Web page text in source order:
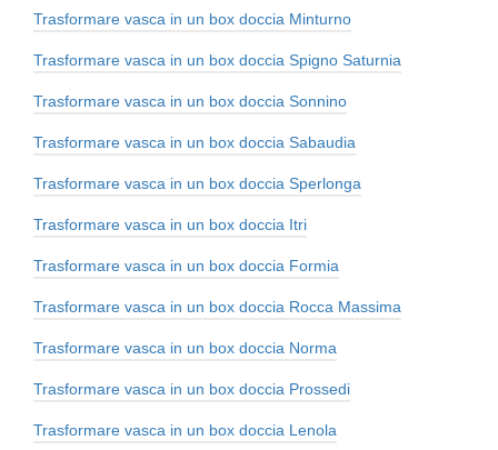
Trasformare vasca in un box doccia Minturno
Trasformare vasca in un box doccia Spigno Saturnia
Trasformare vasca in un box doccia Sonnino
Trasformare vasca in un box doccia Sabaudia
Trasformare vasca in un box doccia Sperlonga
Trasformare vasca in un box doccia Itri
Trasformare vasca in un box doccia Formia
Trasformare vasca in un box doccia Rocca Massima
Trasformare vasca in un box doccia Norma
Trasformare vasca in un box doccia Prossedi
Trasformare vasca in un box doccia Lenola